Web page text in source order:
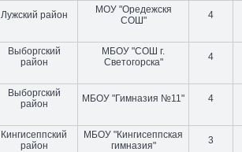
Лужский район
МОУ "Оредежскя
СОШ"
4
Выборгский
район
МБОУ "СОШ г.
Светогорска"
4
Выборгский
район
МБОУ "Гимназия №11" 4
Кингисеппский
район
МБОУ "Кингисеппская
гимназия"
3